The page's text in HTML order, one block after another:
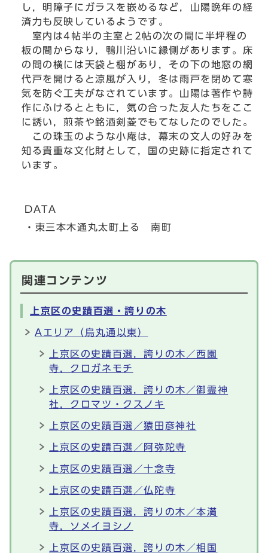
し，明障子にガラスを嵌めるなど，山陽晩年の経
済力も反映しているようです。
室内は4帖半の主室と2帖の次の間に半坪程の
板の間からなり，鴨川沿いに縁側があります。床
の間の横には天袋と棚があり，その下の地窓の網
代戸を開けると涼風が入り，冬は雨戸を閉めて寒
気を防ぐ工夫がなされています。山陽は著作や詩
作にふけるとともに，気の合った友人たちをここ
に誘い，煎茶や銘酒剣菱でもてなしたのでした。
この珠玉のような小庵は，幕末の文人の好みを
知る貴重な文化財として，国の史跡に指定されて
います。
DATA
・東三本木通丸太町上る 南町
関連コンテンツ
上京区の史蹟百選・誇りの木
Aエリア（烏丸通以東）
上京区の史蹟百選，誇りの木／西園
寺，クロガネモチ
上京区の史蹟百選，誇りの木／御霊神
社，クロマツ・クスノキ
上京区の史蹟百選／猿田彦神社
上京区の史蹟百選／阿弥陀寺
上京区の史蹟百選／十念寺
上京区の史蹟百選／仏陀寺
上京区の史蹟百選，誇りの木／本満
寺，ソメイヨシノ
上京区の史蹟百選，誇りの木／相国